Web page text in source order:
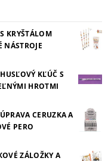
KRYŠTÁLOM
NÁSTROJE
KĽÚČ S
HROTMI
CERUZKA A
PERO
ZÁLOŽKY A